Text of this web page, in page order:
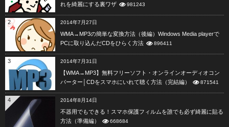
れを綺麗にする裏ワザ
981243
2 2014年7月27日
WMA→MP3の簡単な変換方法（後編）Windows Media playerで
PCに取り込んだCDをひらく方法
896411
3 2014年7月31日
【WMA→MP3】無料フリーソフト・オンラインオーディオコン
バーター│CDをスマホにいれて聴く方法（完結編）
871541
4 2014年8月14日
不器用でもできる！スマホ保護フィルムを誰でも必ず綺麗に貼る
方法（準備編）
668684